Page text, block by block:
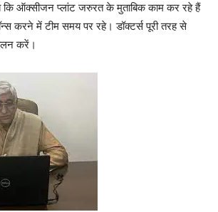
कि ऑक्सीजन प्लांट जरुरत के मुताबिक काम कर रहे हैं
करने में टीम समय पर रहे। डॉक्टर्स पूरी तरह से
करें।